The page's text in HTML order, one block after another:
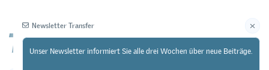
Newsletter Transfer
Unser Newsletter informiert Sie alle drei Wochen über neue Beiträge.